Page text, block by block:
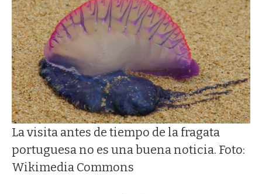
La visita antes de tiempo de la fragata
portuguesa no es una buena noticia. Foto:
Wikimedia Commons